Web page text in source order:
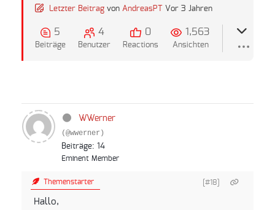
Letzter Beitrag von AndreasPT Vor 3 Jahren
5
Beiträge
4
Benutzer
0
Reactions
1,563
Ansichten
WWerner
(@wwerner)
Beiträge: 14
Eminent Member
Themenstarter [#18]
Hallo,